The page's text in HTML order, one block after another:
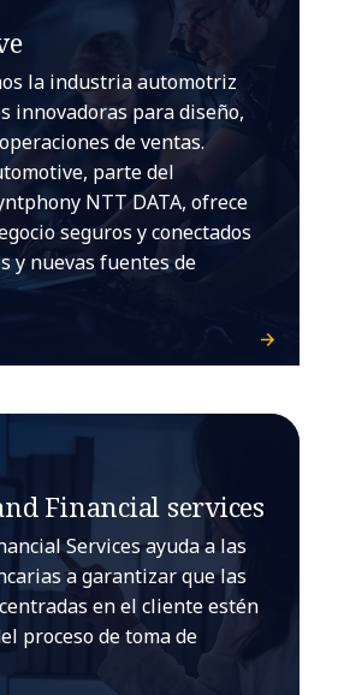
la industria automotriz
innovadoras para diseño,
de ventas.
parte del
NTT DATA, ofrece
seguros y conectados
y nuevas fuentes de
Financial services
Services ayuda a las
a garantizar que las
en el cliente estén
proceso de toma de